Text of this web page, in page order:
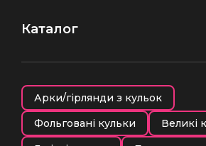
Каталог
Арки/гірлянди з кульок
Фольговані кульки
Великі